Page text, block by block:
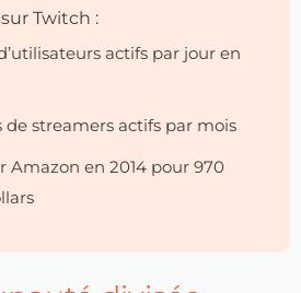
Twitch :
actifs par jour en
de streamers actifs par mois
Amazon en 2014 pour 970